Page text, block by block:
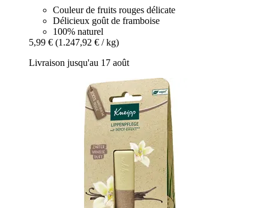
Couleur de fruits rouges délicate
Délicieux goût de framboise
100% naturel
5,99 € (1.247,92 € / kg)
Livraison jusqu'au 17 août